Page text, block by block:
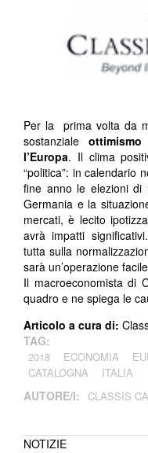
Per la prima volta da
sostanziale
l’Europa. Il clima
“politica”: in calendario
fine anno le elezioni di
Germania e la
mercati, è lecito
avrà impatti
tutta sulla
sarà un’operazione
Il macroeconomista di
quadro e ne spiega le
Articolo a cura di:
TAG:
2018 ECONOMIA
CATALOGNA
ITALIA
AUTORE/I: CLASSIS
NOTIZIE